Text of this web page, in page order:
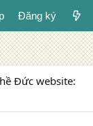
Đăng ký
Đức website: